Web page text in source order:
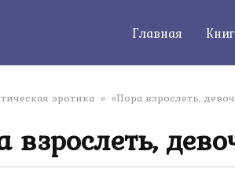
Главная
эротика » «Пора взрослеть,
взрослеть,